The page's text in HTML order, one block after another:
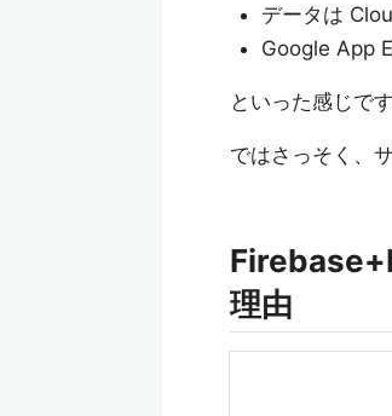
データは
Google App
といった感じです
ではさっそく、
理由